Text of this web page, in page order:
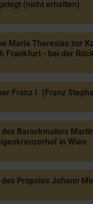
(nicht erhalten)
Maria Theresias zur
Frankfurt - bei der
Franz I. (Franz
des Barockmalers
in Wien
des Propstes Johann